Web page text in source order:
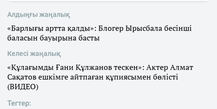
Алдыңғы жаңалық
«Барлығы артта қалды»: Блогер Ырысбала бесінші
баласын бауырына басты
Келесі жаңалық
«Құлағымды Ғани Құлжанов тескен»: Актер Алмат
Сақатов ешкімге айтпаған құпиясымен бөлісті
(ВИДЕО)
Тегтер: